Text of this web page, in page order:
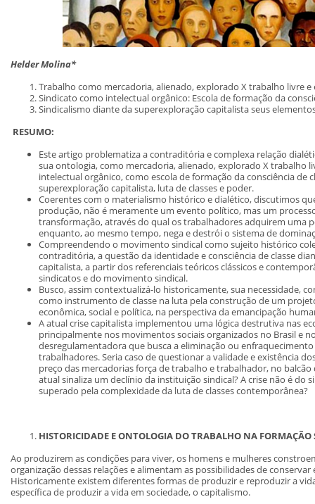
Helder Molina*
Trabalho como mercadoria, alienado, explorado X trabalho livre e
Sindicato como intelectual orgânico: Escola de formação da
Sindicalismo diante da superexploração capitalista seus
RESUMO:
Este artigo problematiza a contraditória e complexa relação
sua ontologia, como mercadoria, alienado, explorado X trabalho
intelectual orgânico, como escola de formação da consciência de
superexploração capitalista, luta de classes e poder.
Coerentes com o materialismo histórico e dialético, discutimos
produção, não é meramente um evento político, mas um
transformação, através do qual os trabalhadores adquirem uma
enquanto, ao mesmo tempo, nega e destrói o sistema de
Compreendendo o movimento sindical como sujeito histórico
contraditória, a questão da identidade e consciência de classe
capitalista, a partir dos referenciais teóricos clássicos e
sindicatos e do movimento sindical.
Busco, assim contextualizá-lo historicamente, sua necessidade,
como instrumento de classe na luta pela construção de um
econômica, social e política, na perspectiva da emancipação
A atual crise capitalista implementou uma lógica destrutiva nas
principalmente nos movimentos sociais organizados no Brasil e
desregulamentadora que busca a eliminação ou
trabalhadores. Seria caso de questionar a validade e existência
preço das mercadorias força de trabalho e trabalhador, no
atual sinaliza um declínio da instituição sindical? A crise não é do
superado pela complexidade da luta de classes contemporânea?
HISTORICIDADE E ONTOLOGIA DO TRABALHO NA FORMAÇÃO
Ao produzirem as condições para viver, os homens e mulheres
organização dessas relações e alimentam as possibilidades de
Historicamente existem diferentes formas de produzir e reproduzir a
específica de produzir a vida em sociedade, o capitalismo.